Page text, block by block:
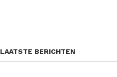
LAATSTE BERICHTEN